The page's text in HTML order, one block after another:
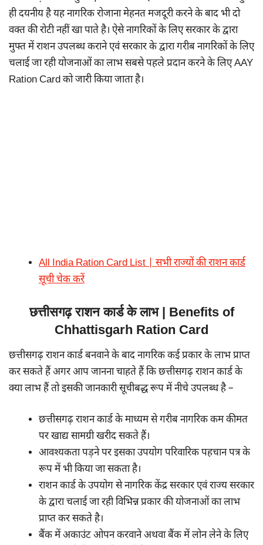
ही दयनीय है यह नागरिक रोजाना मेहनत मजदूरी करने के बाद भी दो
वक्त की रोटी नहीं खा पाते है। ऐसे नागरिकों के लिए सरकार के द्वारा
मुफ्त में राशन उपलब्ध कराने एवं सरकार के द्वारा गरीब नागरिकों के लिए
चलाई जा रही योजनाओं का लाभ सबसे पहले प्रदान करने के लिए AAY
Ration Card को जारी किया जाता है।
All India Ration Card List | सभी राज्यों की राशन कार्ड
सूची चेक करें
छत्तीसगढ़ राशन कार्ड के लाभ | Benefits of
Chhattisgarh Ration Card
छत्तीसगढ़ राशन कार्ड बनवाने के बाद नागरिक कई प्रकार के लाभ प्राप्त
कर सकते हैं अगर आप जानना चाहते हैं कि छत्तीसगढ़ राशन कार्ड के
क्या लाभ हैं तो इसकी जानकारी सूचीबद्ध रूप में नीचे उपलब्ध है –
छत्तीसगढ़ राशन कार्ड के माध्यम से गरीब नागरिक कम कीमत
पर खाद्य सामग्री खरीद सकते हैं।
आवश्यकता पड़ने पर इसका उपयोग परिवारिक पहचान पत्र के
रूप में भी किया जा सकता है।
राशन कार्ड के उपयोग से नागरिक केंद्र सरकार एवं राज्य सरकार
के द्वारा चलाई जा रही विभिन्न प्रकार की योजनाओं का लाभ
प्राप्त कर सकते है।
बैंक में अकाउंट ओपन करवाने अथवा बैंक में लोन लेने के लिए